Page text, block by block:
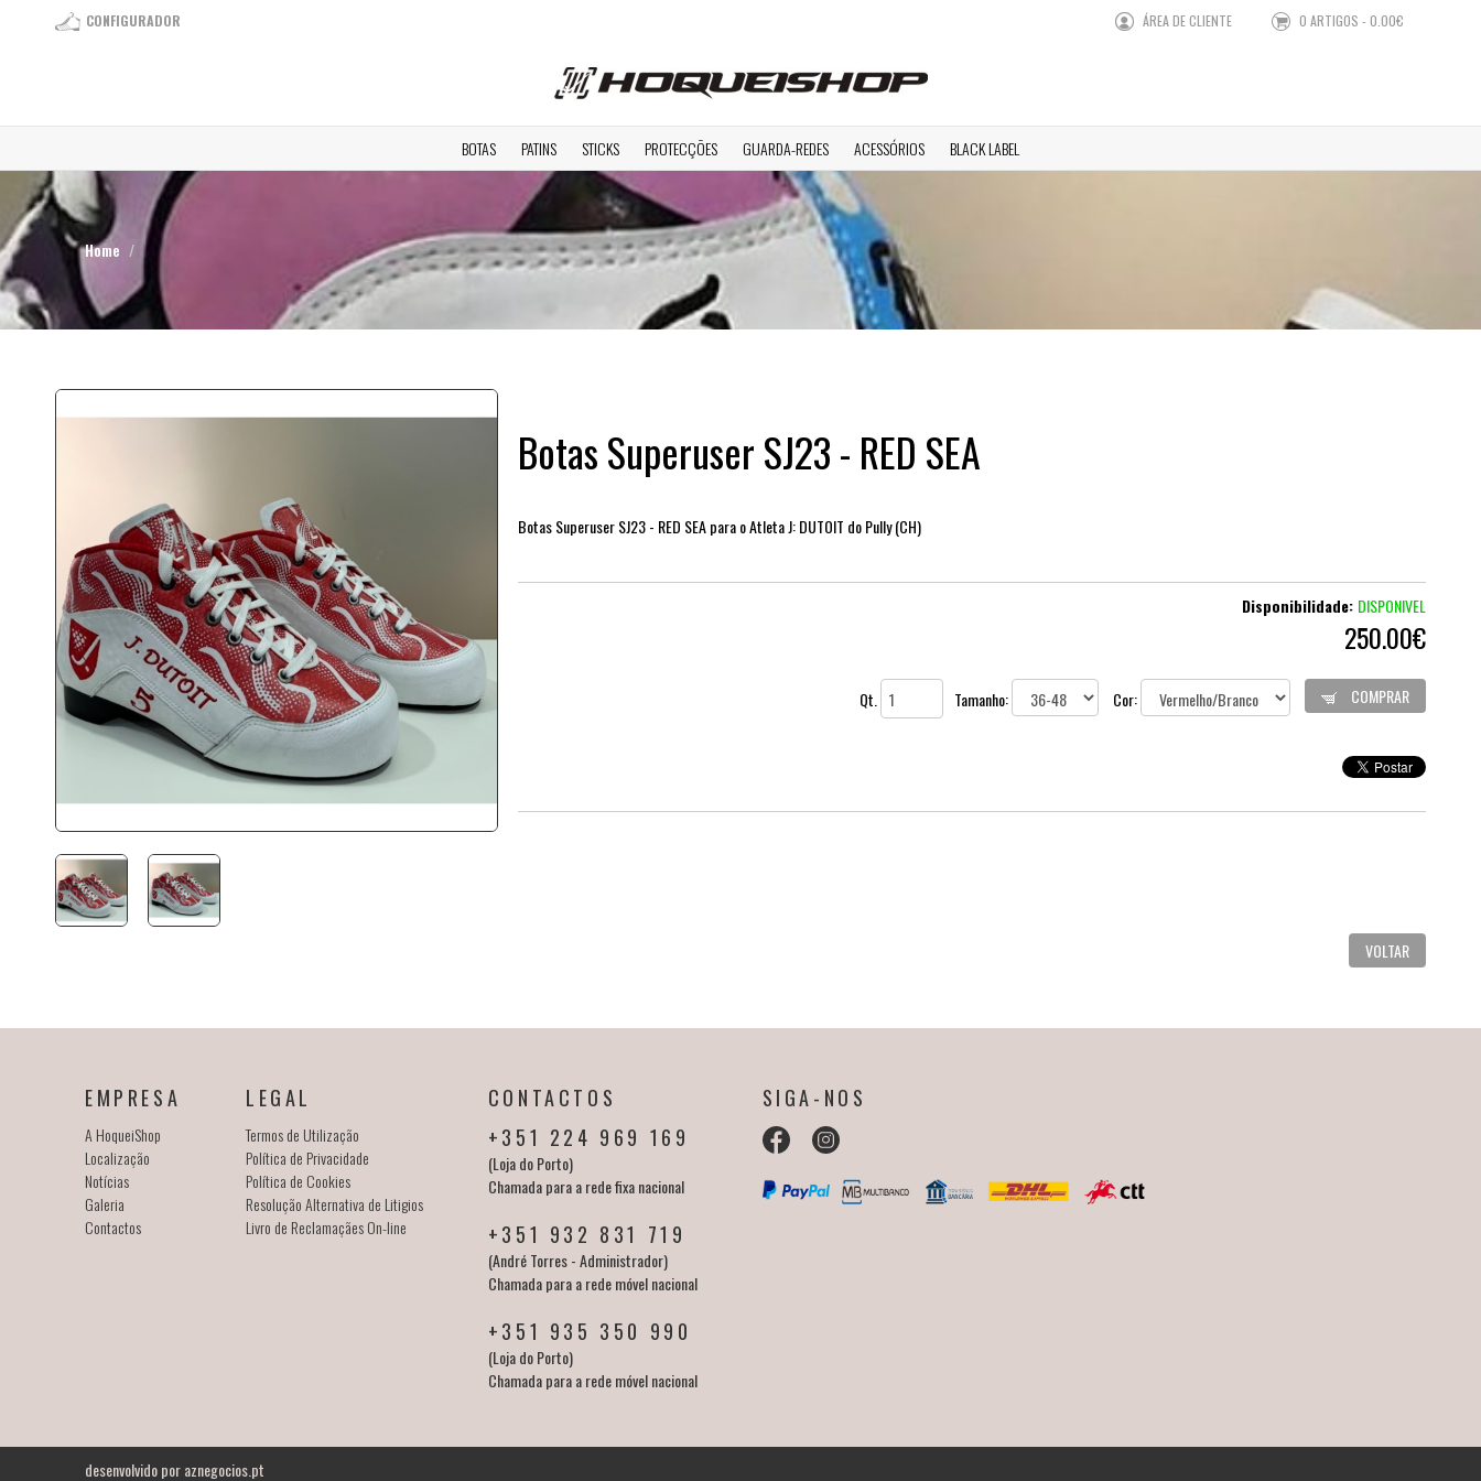
CONFIGURADOR ÁREA DE CLIENTE 0 ARTIGOS - 0.00€
BOTAS PATINS STICKS PROTECÇÕES GUARDA-REDES ACESSÓRIOS BLACK LABEL
Home
Botas Superuser SJ23 - RED SEA
Botas Superuser SJ23 - RED SEA para o Atleta J: DUTOIT do Pully (CH)
Disponibilidade: DISPONIVEL
250.00€
Qt. Tamanho: Cor: COMPRAR
VOLTAR
EMPRESA
A HoqueiShop
Localização
Notícias
Galeria
Contactos
LEGAL
Termos de Utilização
Política de Privacidade
Política de Cookies
Resolução Alternativa de Litigios
Livro de Reclamaçães On-line
CONTACTOS
+351 224 969 169
(Loja do Porto)
Chamada para a rede fixa nacional
+351 932 831 719
(André Torres - Administrador)
Chamada para a rede móvel nacional
+351 935 350 990
(Loja do Porto)
Chamada para a rede móvel nacional
SIGA-NOS
desenvolvido poraznegocios.pt